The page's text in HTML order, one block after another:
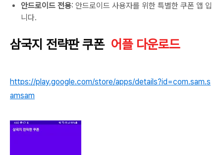
안드로이드 전용: 안드로이드 사용자를 위한 특별한 쿠폰 앱 입
니다.
삼국지 전략판 쿠폰 어플 다운로드
https://play.google.com/store/apps/details?id=com.sam.s
amsam